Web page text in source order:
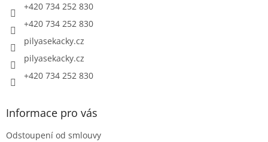
+420 734 252 830
+420 734 252 830
pilyasekacky.cz
pilyasekacky.cz
+420 734 252 830
Informace pro vás
Odstoupení od smlouvy